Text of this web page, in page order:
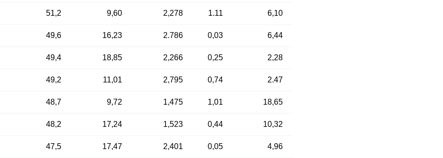
51,2 9,60 2,278 1.11 6,10
49,6 16,23 2.786 0,03 6,44
49,4 18,85 2,266 0,25 2,28
49,2 11,01 2,795 0,74 2.47
48,7 9,72 1,475 1,01 18,65
48,2 17,24 1,523 0,44 10,32
47,5 17,47 2,401 0,05 4,96